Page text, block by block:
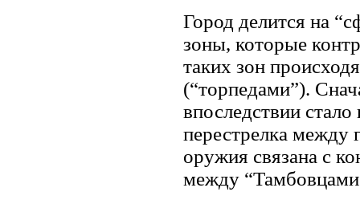
Город делится на
зоны, которые
таких зон
(“торпедами”).
впоследствии
перестрелка между
оружия связана с
между